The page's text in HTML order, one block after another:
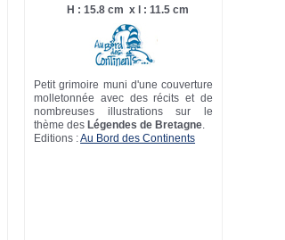
H : 15.8 cm x l : 11.5 cm
Petit grimoire muni d'une couverture
molletonnée avec des récits et de
nombreuses illustrations sur le
thème des Légendes de Bretagne.
Editions :Au Bord des Continents